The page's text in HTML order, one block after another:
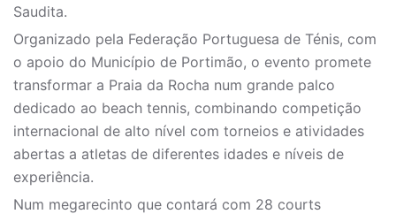
Saudita.
Organizado pela Federação Portuguesa de Ténis, com
o apoio do Município de Portimão, o evento promete
transformar a Praia da Rocha num grande palco
dedicado ao beach tennis, combinando competição
internacional de alto nível com torneios e atividades
abertas a atletas de diferentes idades e níveis de
experiência.
Num megarecinto que contará com 28 courts